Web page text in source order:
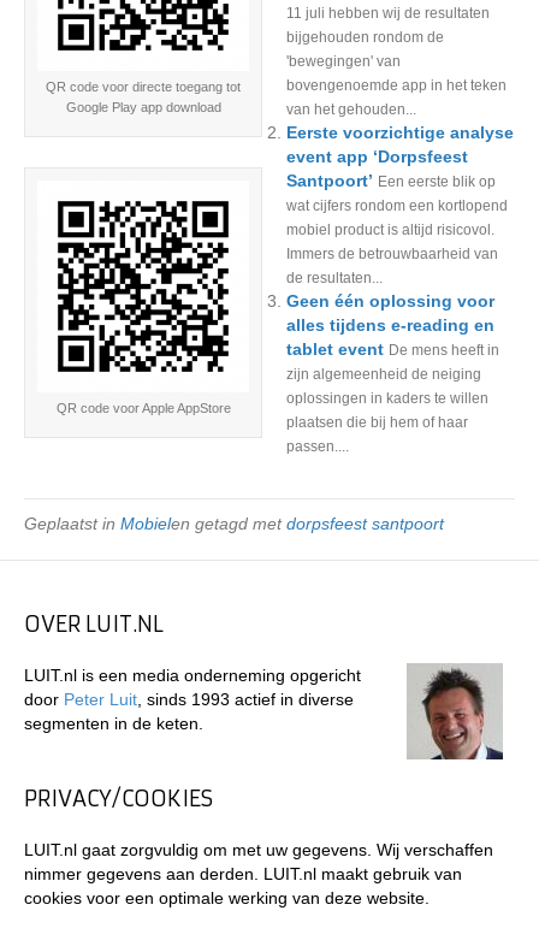
QR code voor directe toegang tot
Google Play app download
QR code voor Apple AppStore
11 juli hebben wij de resultaten
bijgehouden rondom de
'bewegingen' van
bovengenoemde app in het teken
van het gehouden...
Eerste voorzichtige analyse
event app ‘Dorpsfeest
Santpoort’ Een eerste blik op
wat cijfers rondom een kortlopend
mobiel product is altijd risicovol.
Immers de betrouwbaarheid van
de resultaten...
Geen één oplossing voor
alles tijdens e-reading en
tablet event De mens heeft in
zijn algemeenheid de neiging
oplossingen in kaders te willen
plaatsen die bij hem of haar
passen....
Geplaatst in Mobielen getagd metdorpsfeest santpoort
OVER LUIT.NL
LUIT.nl is een media onderneming opgericht
door Peter Luit, sinds 1993 actief in diverse
segmenten in de keten.
PRIVACY/COOKIES
LUIT.nl gaat zorgvuldig om met uw gegevens. Wij verschaffen
nimmer gegevens aan derden. LUIT.nl maakt gebruik van
cookies voor een optimale werking van deze website.